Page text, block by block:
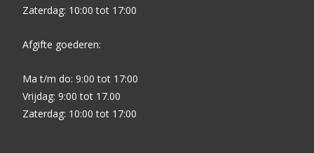
Zaterdag: 10:00 tot 17:00
Afgifte goederen:
Ma t/m do: 9:00 tot 17:00
Vrijdag: 9:00 tot 17.00
Zaterdag: 10:00 tot 17:00